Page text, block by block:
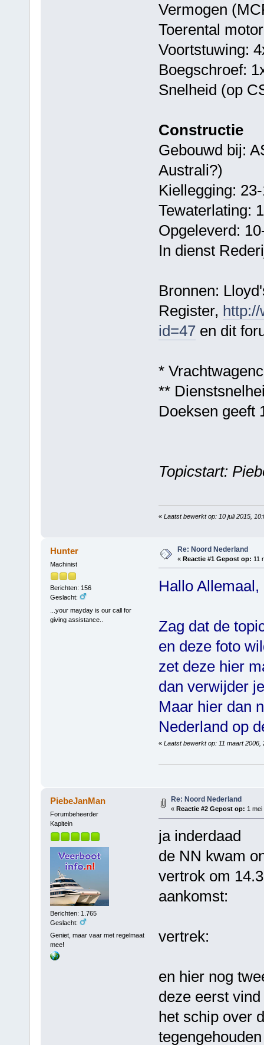
Vermogen
Toerental
Voortstuwing:
Boegschroef:
Snelheid (op
Constructie
Gebouwd bij:
Australi?)
Kiellegging:
Tewaterlating:
Opgeleverd:
In dienst
Bronnen:
Register,
id=47en dit
*
**
Doeksen geeft
Topicstart:
« Laatst bewerkt op: 10 juli 2015,
Hunter
Machinist
Berichten: 156
Geslacht:
...your mayday is our call for
giving assistance..
Re: Noord Nederland
« Reactie #1 Gepost op: 11
Hallo Allemaal,
Zag dat de
en deze foto
zet deze hier
dan verwijder
Maar hier dan
Nederland op
« Laatst bewerkt op: 11 maart 2006,
PiebeJanMan
Forumbeheerder
Kapitein
Berichten: 1.765
Geslacht:
Geniet, maar vaar met regelmaat
mee!
Re: Noord Nederland
« Reactie #2 Gepost op: 1
ja inderdaad
de NN kwam
vertrok om
aankomst:
vertrek:
en hier nog
deze eerst
het schip over